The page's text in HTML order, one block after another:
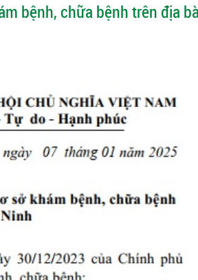
bệnh, chữa bệnh trên địa